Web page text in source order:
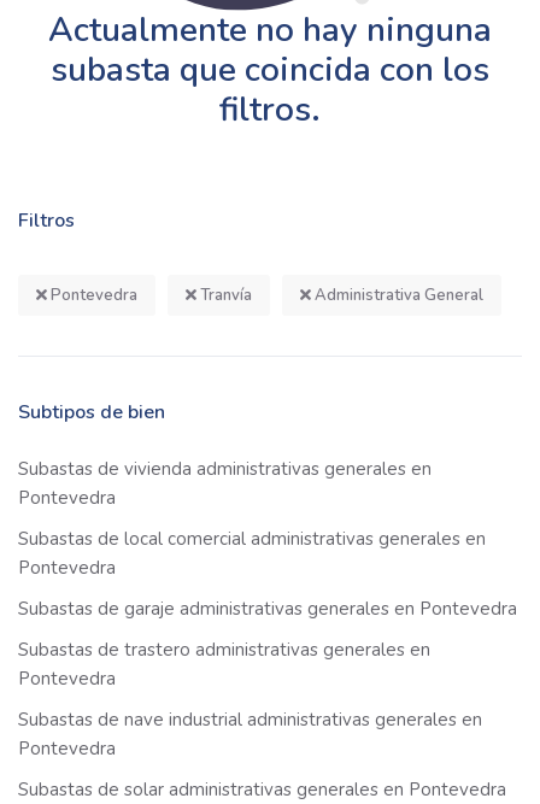
Filtros
Pontevedra Tranvía Administrativa General
Subtipos de bien
Subastas de vivienda administrativas generales en
Pontevedra
Subastas de local comercial administrativas generales en
Pontevedra
Subastas de garaje administrativas generales en Pontevedra
Subastas de trastero administrativas generales en
Pontevedra
Subastas de nave industrial administrativas generales en
Pontevedra
Subastas de solar administrativas generales en Pontevedra
Actualmente no hay ninguna
subasta que coincida con los
filtros.